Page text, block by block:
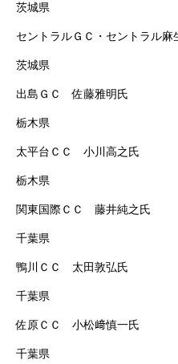
茨城県
セントラルＧＣ・セントラル
茨城県
出島ＧＣ 佐藤雅明氏
栃木県
太平台ＣＣ 小川高之氏
栃木県
関東国際ＣＣ 藤井純之氏
千葉県
鴨川ＣＣ 太田敦弘氏
千葉県
佐原ＣＣ 小松﨑慎一氏
千葉県